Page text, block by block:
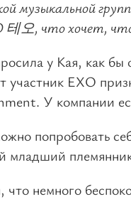
музыкальной
테오, что хочет,
у Кая, как бы
участник EXO
У компании
попробовать
младший
немного